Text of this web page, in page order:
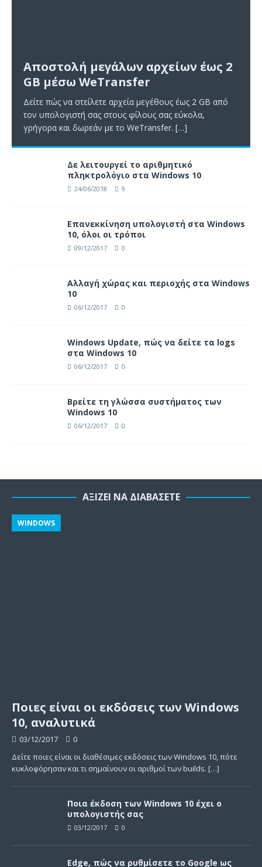
Αποστολή μεγάλων αρχείων έως 2
GB μέσω WeTransfer
Δείτε πώς να στείλετε αρχεία μεγέθους έως 2 GB από
τον υπολογιστή σας στους φίλους σας εύκολα,
γρήγορα και δωρεάν με το WeTransfer. […]
Δε λειτουργεί το αριθμητικό
πληκτρολόγιο στα Windows 10
24/06/2018 9
Επανεκκίνηση υπολογιστή στα Windows
10, όλοι οι τρόποι
09/12/2017 0
Αλλαγή χώρας και περιοχής στα Windows
10
06/12/2017 0
Windows Update, πώς να δείτε τα logs
στα Windows 10
06/12/2017 0
Βρείτε τη γλώσσα συστήματος των
Windows 10
06/12/2017 0
ΑΞΊΖΕΙ ΝΑ ΔΙΑΒΆΣΕΤΕ
Ποιες είναι οι εκδόσεις των Windows
10, αναλυτικά
WINDOWS
03/12/2017
0
Δείτε ποιες είναι οι διαθέσιμες εκδόσεις των Windows 10, πότε
κυκλοφόρησαν και τι σημαίνουν οι αριθμοί των builds. […]
Ποια έκδοση των Windows 10 έχει ο
υπολογιστής σας
03/12/2017 0
Edge, πώς να ρυθμίσετε το Google ως